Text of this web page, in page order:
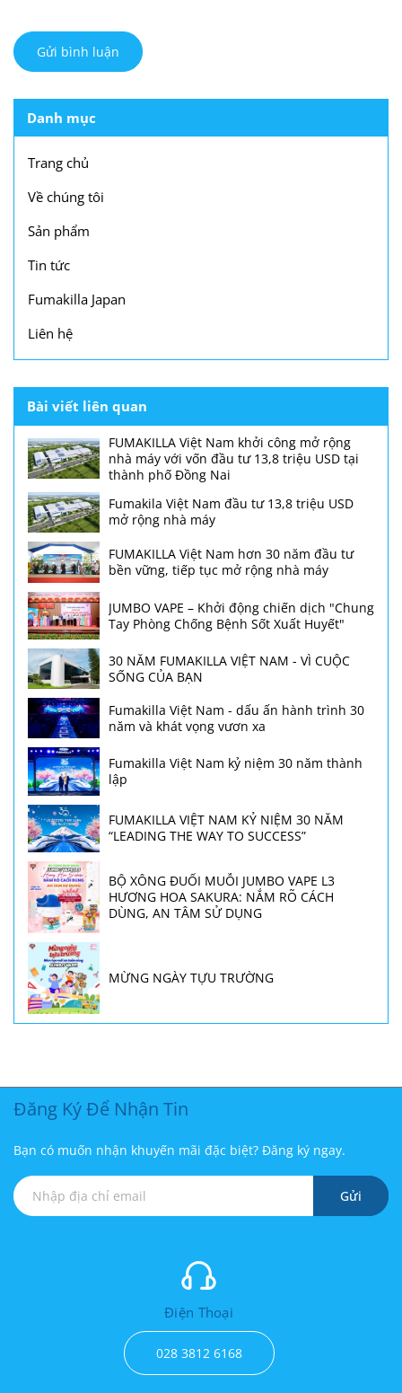
Gửi bình luận
Danh mục
Trang chủ
Về chúng tôi
Sản phẩm
Tin tức
Fumakilla Japan
Liên hệ
Bài viết liên quan
FUMAKILLA Việt Nam khởi công mở rộng
nhà máy với vốn đầu tư 13,8 triệu USD tại
thành phố Đồng Nai
Fumakila Việt Nam đầu tư 13,8 triệu USD
mở rộng nhà máy
FUMAKILLA Việt Nam hơn 30 năm đầu tư
bền vững, tiếp tục mở rộng nhà máy
JUMBO VAPE – Khởi động chiến dịch "Chung
Tay Phòng Chống Bệnh Sốt Xuất Huyết"
30 NĂM FUMAKILLA VIỆT NAM - VÌ CUỘC
SỐNG CỦA BẠN
Fumakilla Việt Nam - dấu ấn hành trình 30
năm và khát vọng vươn xa
Fumakilla Việt Nam kỷ niệm 30 năm thành
lập
FUMAKILLA VIỆT NAM KỶ NIỆM 30 NĂM
“LEADING THE WAY TO SUCCESS”
BỘ XÔNG ĐUỔI MUỖI JUMBO VAPE L3
HƯƠNG HOA SAKURA: NẮM RÕ CÁCH
DÙNG, AN TÂM SỬ DỤNG
MỪNG NGÀY TỰU TRƯỜNG
Đăng Ký Để Nhận Tin
Bạn có muốn nhận khuyến mãi đặc biệt? Đăng ký ngay.
Gửi
Điện Thoại
028 3812 6168